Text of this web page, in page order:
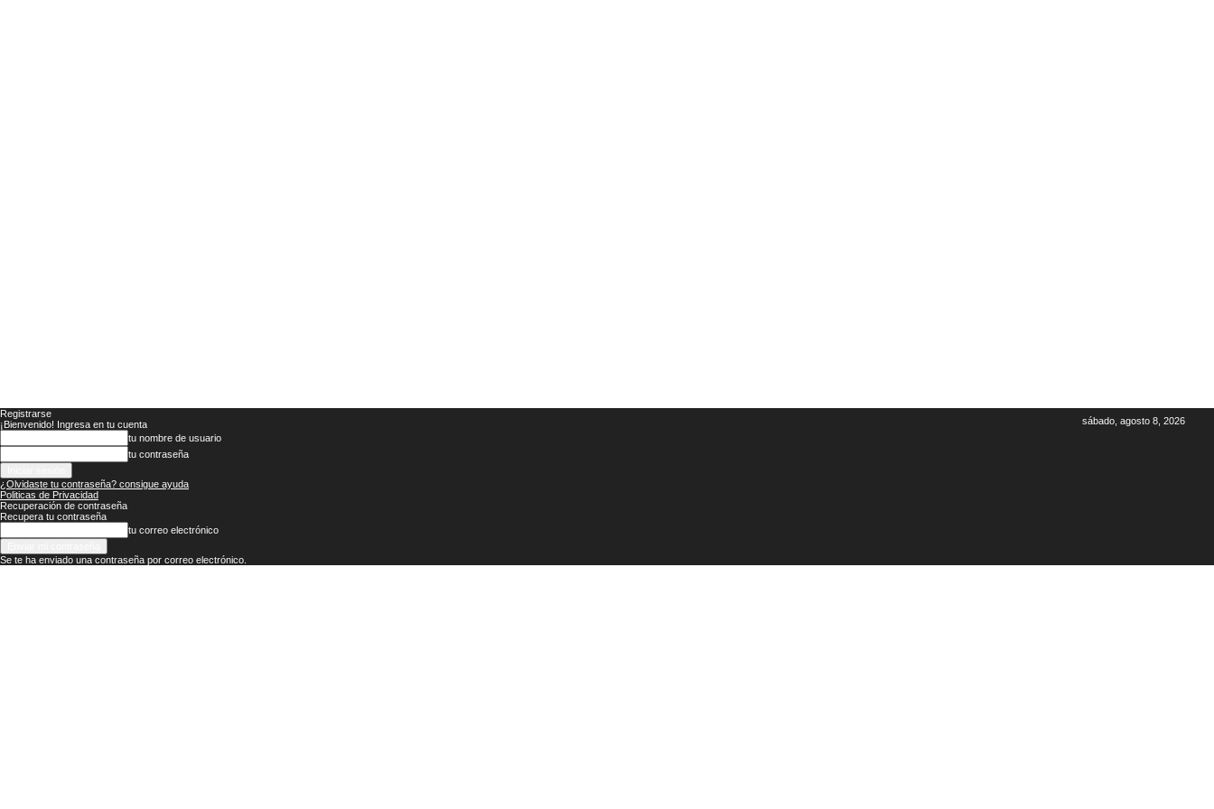
sábado, agosto 8, 2026
Registrarse
¡Bienvenido! Ingresa en tu cuenta
tu nombre de usuario
tu contraseña
¿Olvidaste tu contraseña? consigue ayuda
Politicas de Privacidad
Recuperación de contraseña
Recupera tu contraseña
tu correo electrónico
Se te ha enviado una contraseña por correo electrónico.